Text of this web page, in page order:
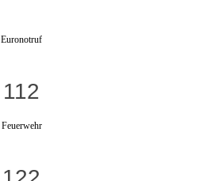
Euronotruf
112
Feuerwehr